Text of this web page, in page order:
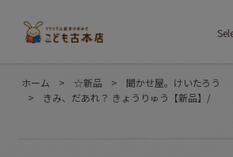
ホーム > ☆新品 >
聞かせ屋。けいたろう
>
きみ、だあれ？ きょうりゅう【新品】/